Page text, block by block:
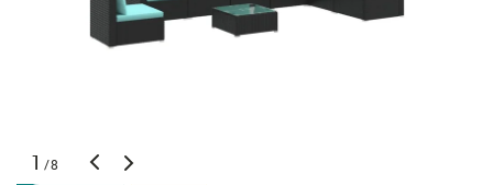
1 /8